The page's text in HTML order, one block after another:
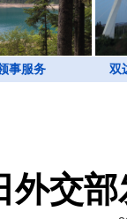
事服务 双
外交